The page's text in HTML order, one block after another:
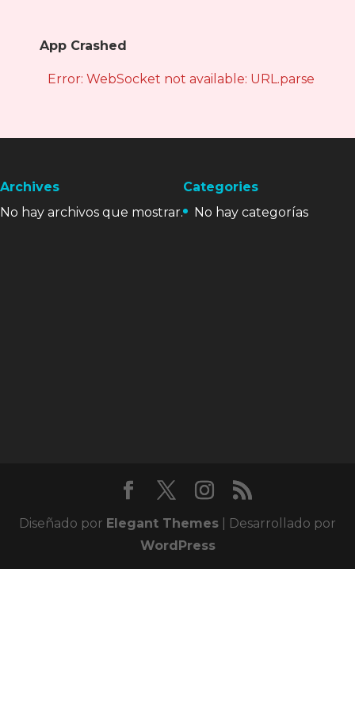
App Crashed
Error: WebSocket not available: URL.parse is
Archives
No hay archivos que mostrar.
Categories
No hay categorías
Diseñado por Elegant Themes | Desarrollado por
WordPress